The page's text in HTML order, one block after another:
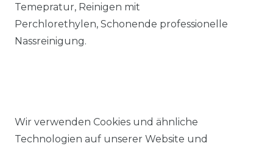
Temepratur, Reinigen mit
Perchlorethylen, Schonende professionelle
Nassreinigung.
Ähnlicher Artikel
Wir verwenden Cookies und ähnliche
Technologien auf unserer Website und